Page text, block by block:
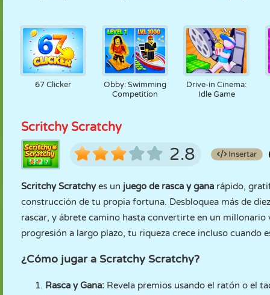
67 Clicker
Obby: Swimming
Competition
Drive-in Cinema:
Idle Game
Scritchy Scratchy
2.8 Insertar
Scritchy Scratchyes un juego de rasca y gana rápido,
construcción de tu propia fortuna. Desbloquea más de
rascar, y ábrete camino hasta convertirte en un
progresión a largo plazo, tu riqueza crece incluso cuando
¿Cómo jugar a Scratchy Scratchy?
Rasca y Gana: Revela premios usando el ratón o el